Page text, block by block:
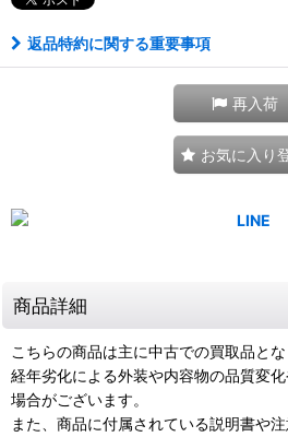
返品特約に関する重要事項
再入荷
お気に入り
商品詳細
こちらの商品は主に中古での買取品とな
経年劣化による外装や内容物の品質変
場合がございます。
また、商品に付属されている説明書や